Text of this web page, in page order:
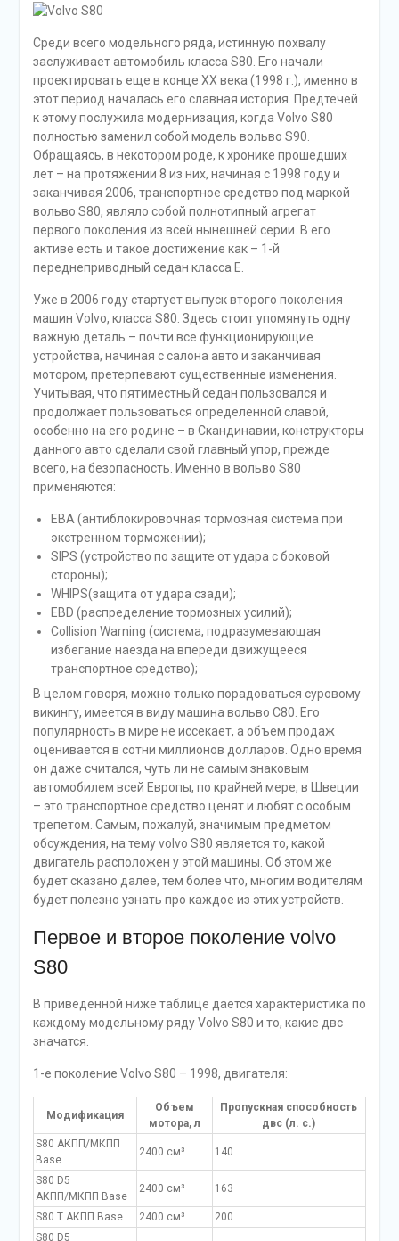
Среди всего модельного ряда, истинную похвалу
заслуживает автомобиль класса S80. Его начали
проектировать еще в конце XX века (1998 г.), именно в
этот период началась его славная история. Предтечей
к этому послужила модернизация, когда Volvo S80
полностью заменил собой модель вольво S90.
Обращаясь, в некотором роде, к хронике прошедших
лет – на протяжении 8 из них, начиная с 1998 году и
заканчивая 2006, транспортное средство под маркой
вольво S80, являло собой полнотипный агрегат
первого поколения из всей нынешней серии. В его
активе есть и такое достижение как – 1-й
переднеприводный седан класса Е.
Уже в 2006 году стартует выпуск второго поколения
машин Volvo, класса S80. Здесь стоит упомянуть одну
важную деталь – почти все функционирующие
устройства, начиная с салона авто и заканчивая
мотором, претерпевают существенные изменения.
Учитывая, что пятиместный седан пользовался и
продолжает пользоваться определенной славой,
особенно на его родине – в Скандинавии, конструкторы
данного авто сделали свой главный упор, прежде
всего, на безопасность. Именно в вольво S80
применяются:
EBA (антиблокировочная тормозная система при
экстренном торможении);
SIPS (устройство по защите от удара с боковой
стороны);
WHIPS(защита от удара сзади);
EBD (распределение тормозных усилий);
Collision Warning (система, подразумевающая
избегание наезда на впереди движущееся
транспортное средство);
В целом говоря, можно только порадоваться суровому
викингу, имеется в виду машина вольво С80. Его
популярность в мире не иссекает, а объем продаж
оценивается в сотни миллионов долларов. Одно время
он даже считался, чуть ли не самым знаковым
автомобилем всей Европы, по крайней мере, в Швеции
– это транспортное средство ценят и любят с особым
трепетом. Самым, пожалуй, значимым предметом
обсуждения, на тему volvo S80 является то, какой
двигатель расположен у этой машины. Об этом же
будет сказано далее, тем более что, многим водителям
будет полезно узнать про каждое из этих устройств.
Первое и второе поколение volvo
S80
В приведенной ниже таблице дается характеристика по
каждому модельному ряду Volvo S80 и то, какие двс
значатся.
1-е поколение Volvo S80 – 1998, двигателя:
Модификация
Объем
мотора, л
Пропускная способность
двс (л. с.)
S80 AКПП/MКПП
Base
2400 см³ 140
S80 D5
AКПП/MКПП Base
2400 см³ 163
S80 T AКПП Base 2400 см³
200
S80 D5